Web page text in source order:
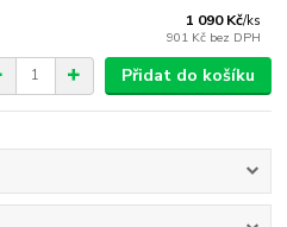
1 090 Kč/ks
901 Kč bez DPH
Přidat do košíku